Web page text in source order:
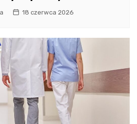
18 czerwca 2026